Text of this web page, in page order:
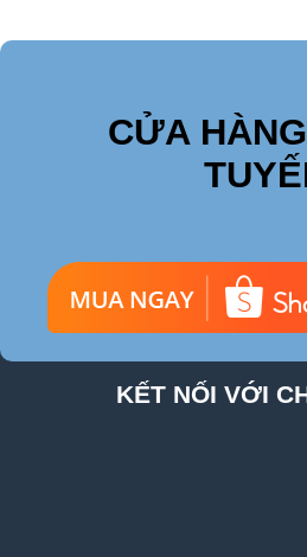
CỬA
KẾT NỐI VỚI